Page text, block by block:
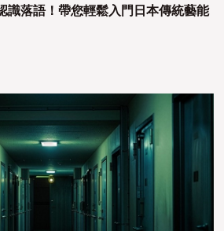
識落語！帶您輕鬆入門日本傳統藝能